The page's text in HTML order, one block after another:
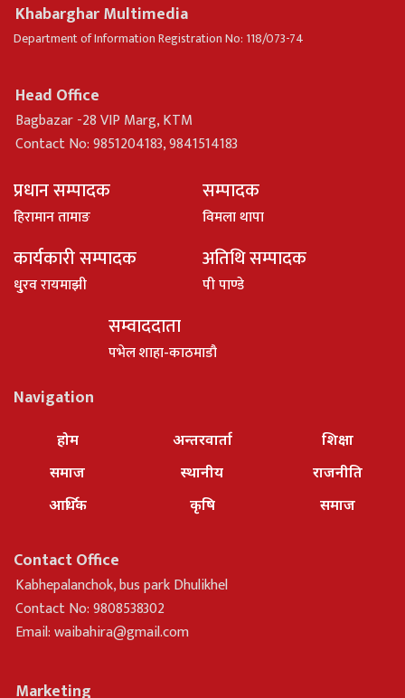
Khabarghar Multimedia
Department of Information Registration No: 118/073-74
Head Office
Bagbazar -28 VIP Marg, KTM
Contact No: 9851204183, 9841514183
प्रधान सम्पादक
हिरामान तामाङ
सम्पादक
विमला थापा
कार्यकारी सम्पादक
धु्रव रायमाझी
अतिथि सम्पादक
पी पाण्डे
सम्वाददाता
पभेल शाहा-काठमाडौ
Navigation
होम
समाज
आर्थिक
अन्तरवार्ता
स्थानीय
कृषि
शिक्षा
राजनीति
समाज
Contact Office
Kabhepalanchok, bus park Dhulikhel
Contact No: 9808538302
Email:waibahira@gmail.com
Marketing